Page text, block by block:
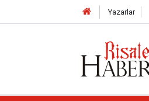
Yazarlar